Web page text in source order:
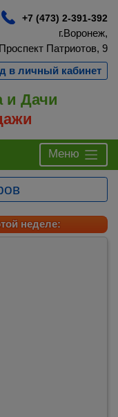
+7 (473) 2-391-392
г.Воронеж,
Проспект Патриотов, 9
в личный кабинет
и Дачи
Меню
неделе: